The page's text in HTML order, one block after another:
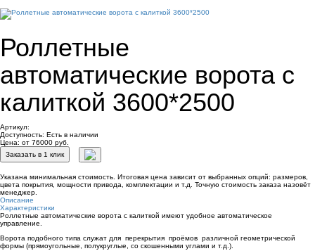
Роллетные
автоматические ворота с
калиткой 3600*2500
Артикул:
Доступность: Есть в наличии
Цена: от 76000 руб.
Заказать в 1 клик
Указана минимальная стоимость. Итоговая цена зависит от выбранных опций: размеров,
цвета покрытия, мощности привода, комплектации и т.д. Точную стоимость заказа назовёт
менеджер.
Описание
Характеристики
Роллетные автоматические ворота с калиткой имеют удобное автоматическое
управление.
Ворота подобного типа служат для перекрытия проёмов различной геометрической
формы (прямоугольные, полукруглые, со скошенными углами и т.д.).